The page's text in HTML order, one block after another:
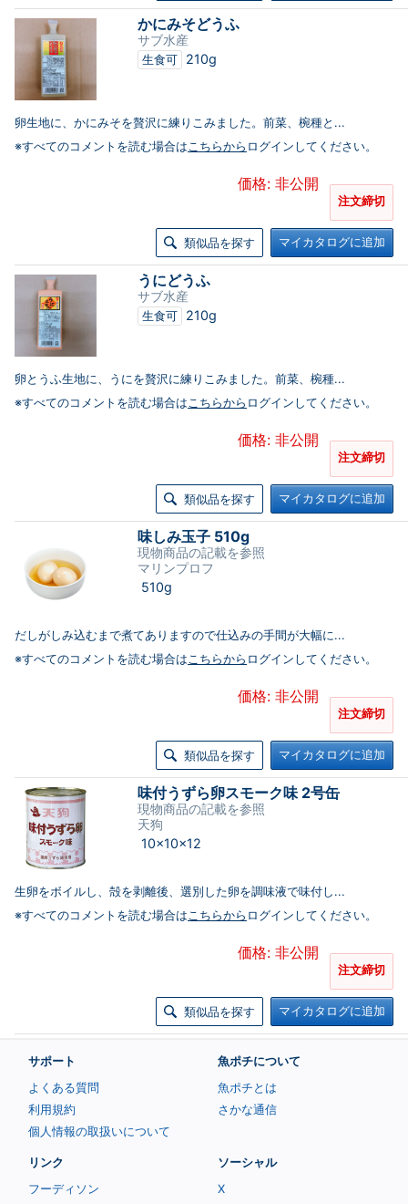
かにみそどうふ
サブ水産
生食可 210g
卵生地に、かにみそを贅沢に練りこみました。前菜、椀種と...
※すべてのコメントを読む場合はこちらから ログインしてください。
価格: 非公開
注文締切
類似品を探す マイカタログに追加
うにどうふ
サブ水産
生食可 210g
卵とうふ生地に、うにを贅沢に練りこみました。前菜、椀種...
※すべてのコメントを読む場合はこちらから ログインしてください。
価格: 非公開
注文締切
類似品を探す マイカタログに追加
味しみ玉子 510g
現物商品の記載を参照
マリンプロフ
510g
だしがしみ込むまで煮てありますので仕込みの手間が大幅に...
※すべてのコメントを読む場合はこちらから ログインしてください。
価格: 非公開
注文締切
類似品を探す マイカタログに追加
味付うずら卵スモーク味 2号缶
現物商品の記載を参照
天狗
10×10×12
生卵をボイルし、殻を剥離後、選別した卵を調味液で味付し...
※すべてのコメントを読む場合はこちらから ログインしてください。
価格: 非公開
注文締切
類似品を探す マイカタログに追加
サポート
よくある質問
利用規約
個人情報の取扱いについて
魚ポチについて
魚ポチとは
さかな通信
リンク
フーディソン
ソーシャル
X